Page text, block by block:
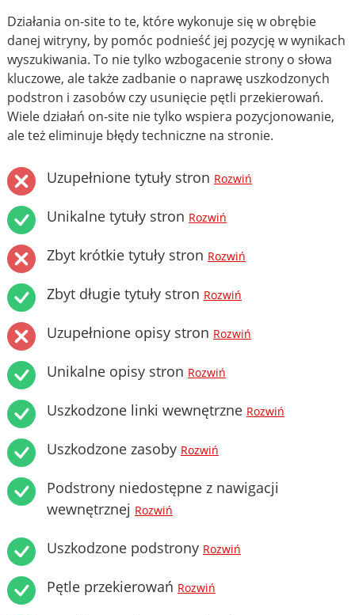
Działania on-site to te, które wykonuje się w obrębie
danej witryny, by pomóc podnieść jej pozycję w wynikach
wyszukiwania. To nie tylko wzbogacenie strony o słowa
kluczowe, ale także zadbanie o naprawę uszkodzonych
podstron i zasobów czy usunięcie pętli przekierowań.
Wiele działań on-site nie tylko wspiera pozycjonowanie,
ale też eliminuje błędy techniczne na stronie.
Uzupełnione tytuły stron Rozwiń
Unikalne tytuły stron Rozwiń
Zbyt krótkie tytuły stron Rozwiń
Zbyt długie tytuły stron Rozwiń
Uzupełnione opisy stron Rozwiń
Unikalne opisy stron Rozwiń
Uszkodzone linki wewnętrzne Rozwiń
Uszkodzone zasoby Rozwiń
Podstrony niedostępne z nawigacji
wewnętrznej Rozwiń
Uszkodzone podstrony Rozwiń
Pętle przekierowań Rozwiń